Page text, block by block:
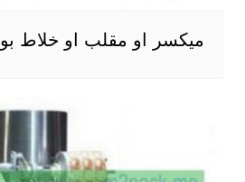
ميكسر او مقلب او خلاط